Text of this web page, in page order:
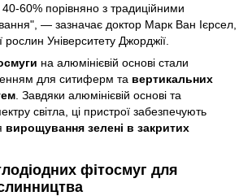
40-60% порівняно з традиційними
— зазначає доктор Марк Ван Ієрсел,
рослин Університету Джорджії.
на алюмінієвій основі стали
для ситиферм та вертикальних
. Завдяки алюмінієвій основі та
світла, ці пристрої забезпечують
вирощування зелені в закритих
фітосмуг для